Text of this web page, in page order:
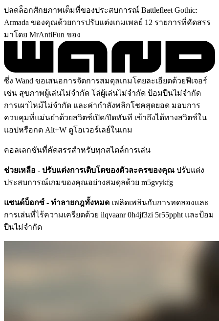
ปลดล็อกศักยภาพเต็มที่ของประสบการณ์ Battlefleet Gothic:
Armada ของคุณด้วยการปรับแต่งเกมเพลย์ 12 รายการที่คัดสรร
มาโดย MrAntiFun ของ
ซึ่ง Wand ขอเสนอการจัดการสมดุลเกมโดยละเอียดด้วยฟีเจอร์
เช่น สุขภาพผู้เล่นไม่จำกัด โล่ผู้เล่นไม่จำกัด ป้อมปืนไม่จำกัด
การเผาไหม้ไม่จำกัด และค่ากำลังพลิกโชคสุดยอด มอบการ
ควบคุมที่แม่นยำด้วยสวิตช์เปิด/ปิดทันที เข้าถึงได้ทางสวิตช์ใน
แอปหรือกด Alt+W ดูโอเวอร์เลย์ในเกม
คอลเลกชันที่คัดสรรสำหรับทุกสไตล์การเล่น
ช่วยเหลือ - ปรับแต่งการเติบโตของตัวละครของคุณ ปรับแต่ง
ประสบการณ์เกมของคุณอย่างสมดุลด้วย m5gvykfg
แซนด์บ็อกซ์ - ทำลายกฎทั้งหมด เพลิดเพลินกับการทดลองและ
การเล่นที่ไร้ความเครียดด้วย ilqvaanr 0h4jf3zi 5r55ppht และป้อม
ปืนไม่จำกัด